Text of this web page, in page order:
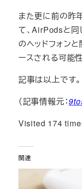
また更に前の昨
て、AirPodsと
のヘッドフォン
ースされる可能
記事は以上です。
（記事情報元：
Visited 174
関連